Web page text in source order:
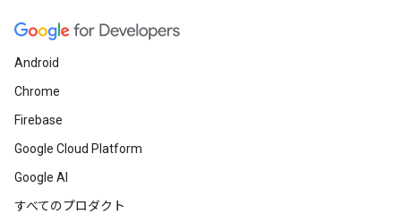
Android
Chrome
Firebase
Google Cloud Platform
Google AI
すべてのプロダクト